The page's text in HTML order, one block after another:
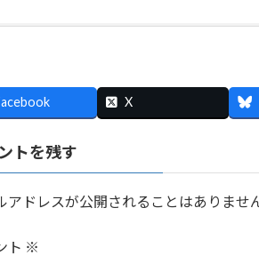
X
トを残す
アドレスが公開されることはありませ
ト ※